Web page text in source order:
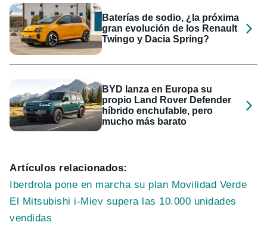
Baterías de sodio, ¿la próxima
gran evolución de los Renault
Twingo y Dacia Spring?
BYD lanza en Europa su
propio Land Rover Defender
híbrido enchufable, pero
mucho más barato
Artículos relacionados:
Iberdrola pone en marcha su plan Movilidad Verde
El Mitsubishi i-Miev supera las 10.000 unidades
vendidas